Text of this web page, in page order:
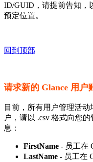
ID/GUID，请提前告知，
预定位置。
回到顶部
请求新的 Glance 用户
目前，所有用户管理活动
户，请以 .csv 格式向您
息：
FirstName - 员工在
LastName - 员工在